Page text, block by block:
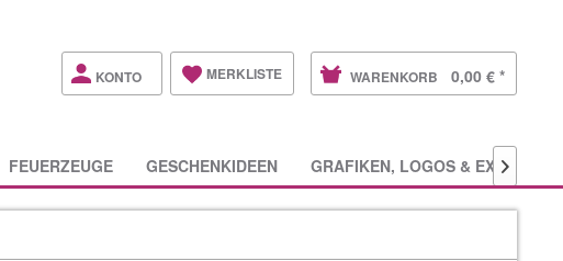
KONTO MERKLISTE WARENKORB 0,00 € *
FEUERZEUGE GESCHENKIDEEN GRAFIKEN, LOGOS & EXTRAS
